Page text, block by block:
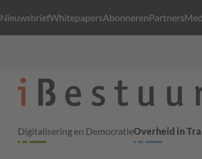
NieuwsbriefWhitepapersAbonnerenPartners
Digitalisering en DemocratieOverheid in